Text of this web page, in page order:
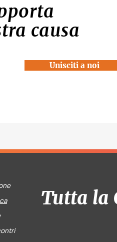
causa
Unisciti a noi
Tutta la